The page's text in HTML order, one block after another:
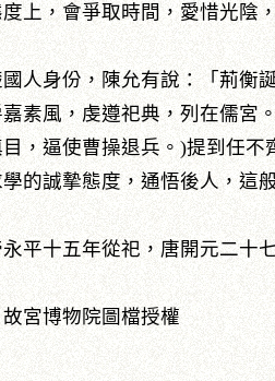
上，會爭取時間，愛惜光陰
人身份，陳允有說：「荊衡
素風，虔遵祀典，列在儒宮
，逼使曹操退兵。)提到任
的誠摯態度，通悟後人，這
平十五年從祀，唐開元二十
宮博物院圖檔授權